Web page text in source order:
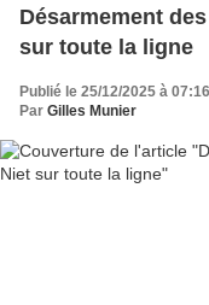
Désarmement
sur toute la ligne
Publié le 25/12/2025 à 07:16
Par Gilles Munier